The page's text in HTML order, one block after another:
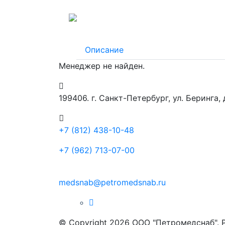
Описание
Менеджер не найден.
199406. г. Санкт-Петербург, ул.
+7 (812) 438-10-48
+7 (962) 713-07-00
medsnab@petromedsnab.ru
© Copyright 2026 ООО "Петромедснаб".